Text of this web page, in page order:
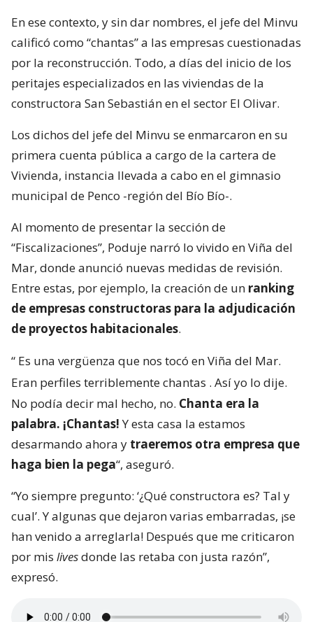
En ese contexto, y sin dar nombres, el jefe del Minvu
calificó como “chantas” a las empresas cuestionadas
por la reconstrucción. Todo, a días del inicio de los
peritajes especializados en las viviendas de la
constructora San Sebastián en el sector El Olivar.
Los dichos del jefe del Minvu se enmarcaron en su
primera cuenta pública a cargo de la cartera de
Vivienda, instancia llevada a cabo en el gimnasio
municipal de Penco -región del Bío Bío-.
Al momento de presentar la sección de
“Fiscalizaciones”, Poduje narró lo vivido en Viña del
Mar, donde anunció nuevas medidas de revisión.
Entre estas, por ejemplo, la creación de un ranking
de empresas constructoras para la adjudicación
de proyectos habitacionales.
“ Es una vergüenza que nos tocó en Viña del Mar.
Eran perfiles terriblemente chantas . Así yo lo dije.
No podía decir mal hecho, no. Chanta era la
palabra. ¡Chantas!Y esta casa la estamos
desarmando ahora y traeremos otra empresa que
haga bien la pega“, aseguró.
“Yo siempre pregunto: ‘¿Qué constructora es? Tal y
cual’. Y algunas que dejaron varias embarradas, ¡se
han venido a arreglarla! Después que me criticaron
por mis livesdonde las retaba con justa razón”,
expresó.